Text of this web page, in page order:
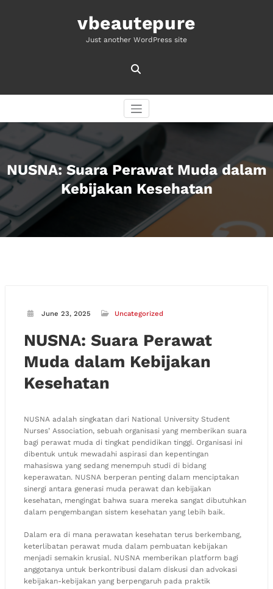
vbeautepure
Just another WordPress site
NUSNA: Suara Perawat Muda dalam
Kebijakan Kesehatan
June 23, 2025 Uncategorized
NUSNA: Suara Perawat
Muda dalam Kebijakan
Kesehatan
NUSNA adalah singkatan dari National University Student
Nurses’ Association, sebuah organisasi yang memberikan suara
bagi perawat muda di tingkat pendidikan tinggi. Organisasi ini
dibentuk untuk mewadahi aspirasi dan kepentingan
mahasiswa yang sedang menempuh studi di bidang
keperawatan. NUSNA berperan penting dalam menciptakan
sinergi antara generasi muda perawat dan kebijakan
kesehatan, mengingat bahwa suara mereka sangat dibutuhkan
dalam pengembangan sistem kesehatan yang lebih baik.
Dalam era di mana perawatan kesehatan terus berkembang,
keterlibatan perawat muda dalam pembuatan kebijakan
menjadi semakin krusial. NUSNA memberikan platform bagi
anggotanya untuk berkontribusi dalam diskusi dan advokasi
kebijakan-kebijakan yang berpengaruh pada praktik